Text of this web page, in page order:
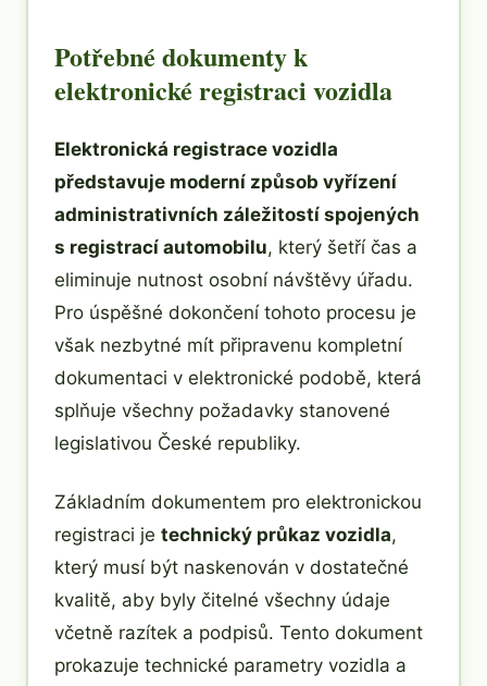
Potřebné dokumenty k
elektronické registraci vozidla
Elektronická registrace vozidla
představuje moderní způsob vyřízení
administrativních záležitostí spojených
s registrací automobilu, který šetří čas a
eliminuje nutnost osobní návštěvy úřadu.
Pro úspěšné dokončení tohoto procesu je
však nezbytné mít připravenu kompletní
dokumentaci v elektronické podobě, která
splňuje všechny požadavky stanovené
legislativou České republiky.
Základním dokumentem pro elektronickou
registraci je technický průkaz vozidla,
který musí být naskenován v dostatečné
kvalitě, aby byly čitelné všechny údaje
včetně razítek a podpisů. Tento dokument
prokazuje technické parametry vozidla a